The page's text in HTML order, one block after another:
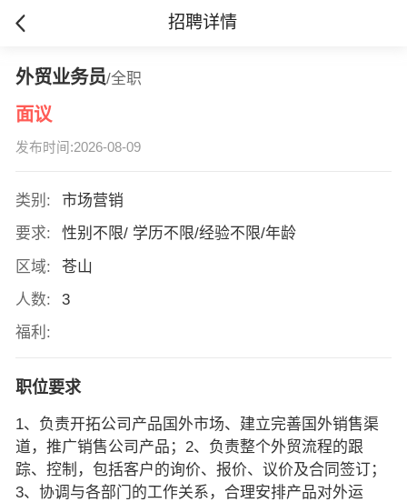
招聘详情
外贸业务员/全职
面议
发布时间:2026-08-09
类别:
市场营销
要求:
性别不限/ 学历不限/经验不限/年龄
区域:
苍山
人数:
3
福利:
职位要求
1、负责开拓公司产品国外市场、建立完善国外销售渠
道，推广销售公司产品；2、负责整个外贸流程的跟
踪、控制，包括客户的询价、报价、议价及合同签订；
3、协调与各部门的工作关系，合理安排产品对外运